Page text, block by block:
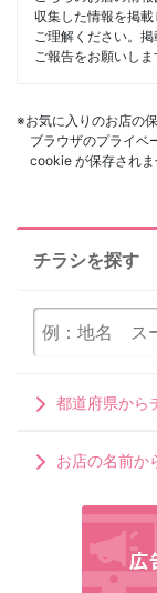
収集した情報を掲
ご理解ください。
ご報告をお願いしま
※お気に入りのお店の
ブラウザのプライベ
cookie が保存されま
チラシを探す
都道府県から
お店の名前か